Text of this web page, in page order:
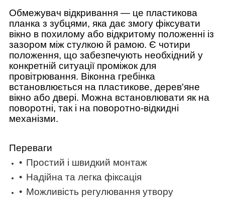
Обмежувач відкривання — це пластикова
планка з зубцями, яка дає змогу фіксувати
вікно в похилому або відкритому положенні із
зазором між стулкою й рамою. Є чотири
положення, що забезпечують необхідний у
конкретній ситуації проміжок для
провітрювання. Віконна гребінка
встановлюється на пластикове, дерев'яне
вікно або двері. Можна встановлювати як на
поворотні, так і на поворотно-відкидні
механізми.
Переваги
Простий і швидкий монтаж
Надійна та легка фіксація
Можливість регулювання утвору